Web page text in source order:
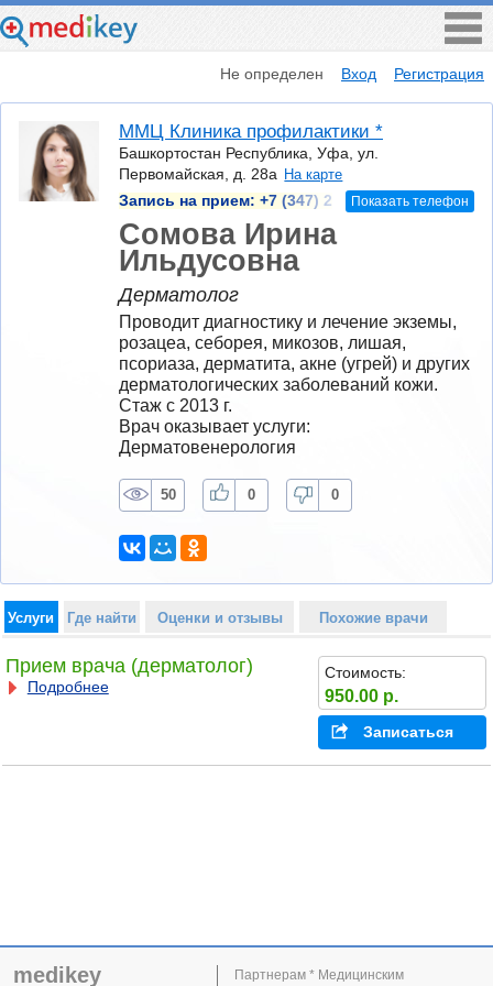
Не определен Вход Регистрация
ММЦ Клиника профилактики *
Башкортостан Республика, Уфа, ул.
Первомайская, д. 28а На карте
Запись на прием: +7 (347) 2 Показать телефон
Сомова Ирина
Ильдусовна
Дерматолог
Проводит диагностику и лечение экземы,
розацеа, себорея, микозов, лишая,
псориаза, дерматита, акне (угрей) и других
дерматологических заболеваний кожи.
Стаж с 2013 г.
Врач оказывает услуги:
Дерматовенерология
50 0 0
Услуги Где найти Оценки и отзывы Похожие врачи
Прием врача (дерматолог)
Подробнее
Стоимость:
950.00 р.
Записаться
medikey
Партнерам * Медицинским